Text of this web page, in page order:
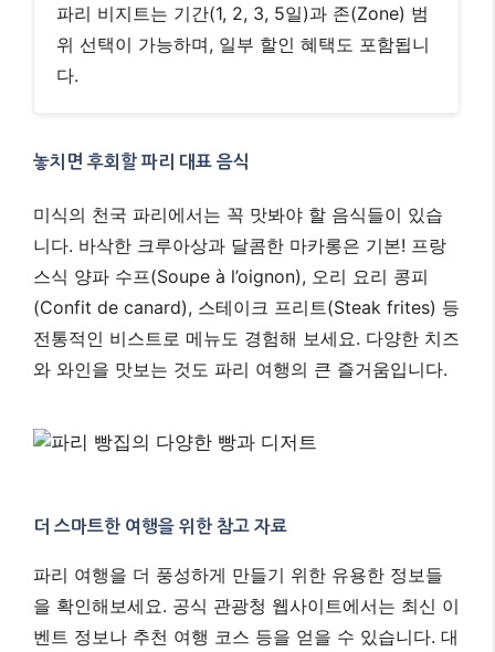
파리 비지트는 기간(1, 2, 3, 5일)과 존(Zone) 범
위 선택이 가능하며, 일부 할인 혜택도 포함됩니
다.
놓치면 후회할 파리 대표 음식
미식의 천국 파리에서는 꼭 맛봐야 할 음식들이 있습
니다. 바삭한 크루아상과 달콤한 마카롱은 기본! 프랑
스식 양파 수프(Soupe à l’oignon), 오리 요리 콩피
(Confit de canard), 스테이크 프리트(Steak frites) 등
전통적인 비스트로 메뉴도 경험해 보세요. 다양한 치즈
와 와인을 맛보는 것도 파리 여행의 큰 즐거움입니다.
더 스마트한 여행을 위한 참고 자료
파리 여행을 더 풍성하게 만들기 위한 유용한 정보들
을 확인해보세요. 공식 관광청 웹사이트에서는 최신 이
벤트 정보나 추천 여행 코스 등을 얻을 수 있습니다. 대